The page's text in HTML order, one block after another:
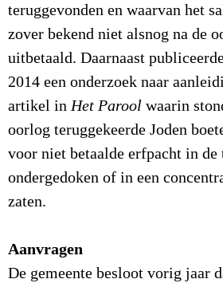
teruggevonden en waarvan het
zover bekend niet alsnog na de
uitbetaald. Daarnaast
2014 een onderzoek naar
artikel inHet Parool waarin
oorlog teruggekeerde Joden
voor niet betaalde erfpacht in
ondergedoken of in een
zaten.
Aanvragen
De gemeente besloot vorig jaar